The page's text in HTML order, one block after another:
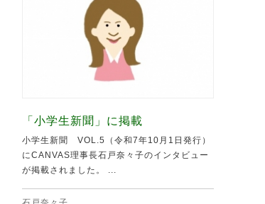
「小学生新聞」に掲載
小学生新聞 VOL.5（令和7年10月1日発行）
にCANVAS理事長石戸奈々子のインタビュー
が掲載されました。 ...